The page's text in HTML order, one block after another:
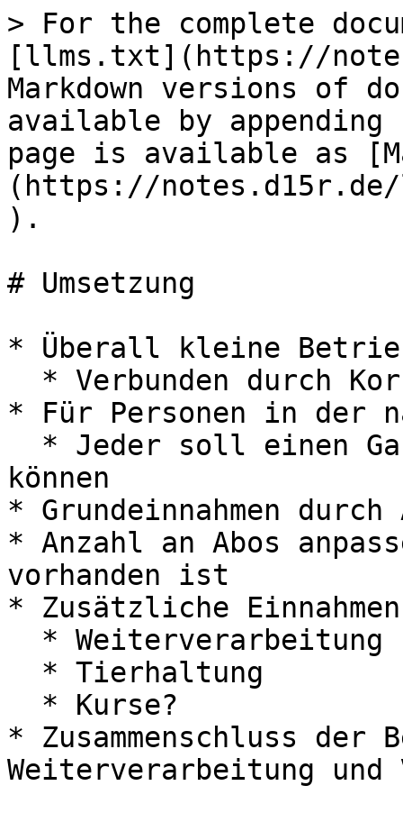
> For the complete
[llms.txt](https://
Markdown versions of
available by
page is available as
(https://notes.d15r.de/
).
# Umsetzung
* Überall kleine
* Für Personen in der
können
* Grundeinnahmen durch
* Anzahl an Abos
vorhanden ist
* Zusätzliche Einnahmen
* Zusammenschluss
Weiterverarbeitung